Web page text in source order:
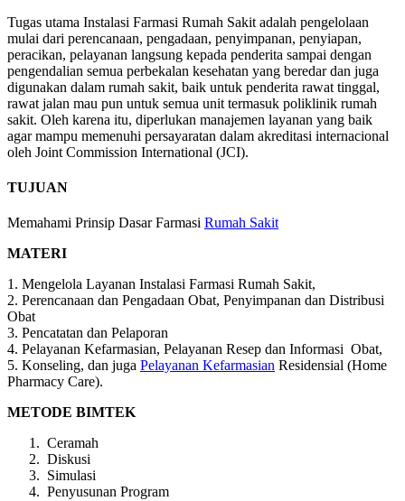
Tugas utama Instalasi Farmasi Rumah Sakit adalah pengelolaan
mulai dari perencanaan, pengadaan, penyimpanan, penyiapan,
peracikan, pelayanan langsung kepada penderita sampai dengan
pengendalian semua perbekalan kesehatan yang beredar dan juga
digunakan dalam rumah sakit, baik untuk penderita rawat tinggal,
rawat jalan mau pun untuk semua unit termasuk poliklinik rumah
sakit. Oleh karena itu, diperlukan manajemen layanan yang baik
agar mampu memenuhi persayaratan dalam akreditasi internacional
oleh Joint Commission International (JCI).
TUJUAN
Memahami Prinsip Dasar Farmasi Rumah Sakit
MATERI
1. Mengelola Layanan Instalasi Farmasi Rumah Sakit,
2. Perencanaan dan Pengadaan Obat, Penyimpanan dan Distribusi
Obat
3. Pencatatan dan Pelaporan
4. Pelayanan Kefarmasian, Pelayanan Resep dan Informasi Obat,
5. Konseling, dan juga Pelayanan Kefarmasian Residensial (Home
Pharmacy Care).
METODE BIMTEK
Ceramah
Diskusi
Simulasi
Penyusunan Program